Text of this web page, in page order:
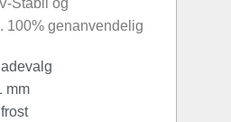
100% genanvendelig
mm